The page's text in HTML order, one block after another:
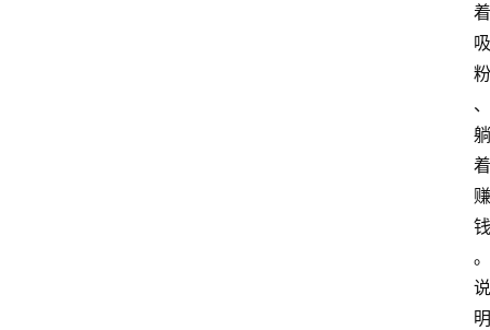
着
吸
粉
、
躺
着
赚
钱
。
说
明